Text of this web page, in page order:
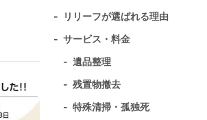
リリーフが選ばれる理由
サービス・料金
遺品整理
残置物撤去
特殊清掃・孤独死